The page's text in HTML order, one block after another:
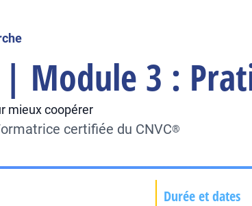
| Module 3 :
mieux coopérer
certifiée du CNVC®
Durée et dates